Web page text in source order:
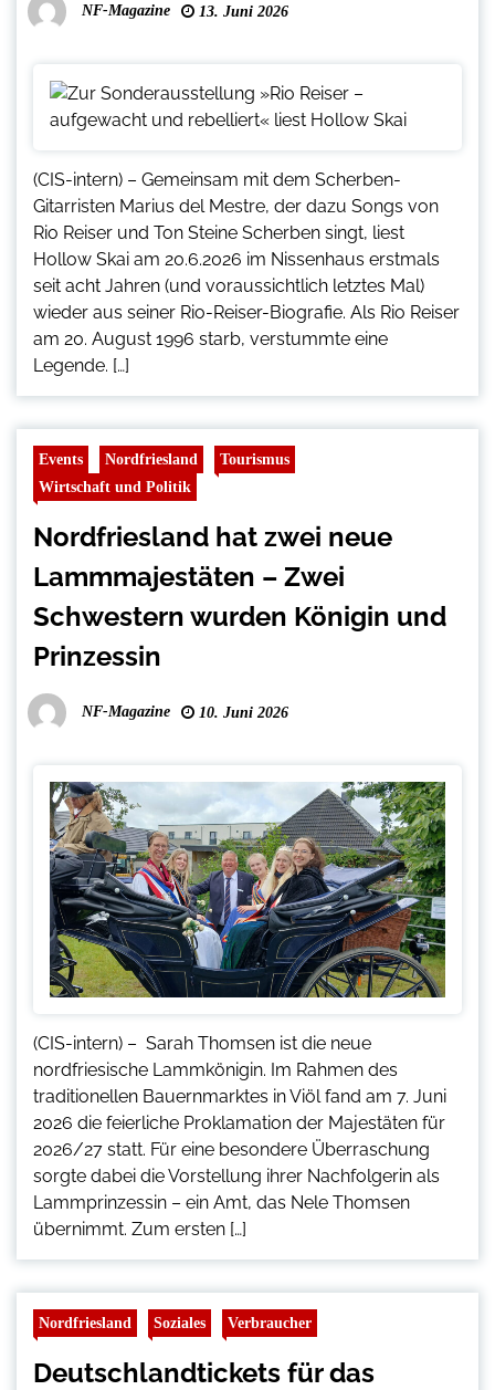
NF-Magazine 13. Juni 2026
(CIS-intern) – Gemeinsam mit dem Scherben-
Gitarristen Marius del Mestre, der dazu Songs von
Rio Reiser und Ton Steine Scherben singt, liest
Hollow Skai am 20.6.2026 im Nissenhaus erstmals
seit acht Jahren (und voraussichtlich letztes Mal)
wieder aus seiner Rio-Reiser-Biografie. Als Rio Reiser
am 20. August 1996 starb, verstummte eine
Legende. […]
Events Nordfriesland
Tourismus
Wirtschaft und Politik
Nordfriesland hat zwei neue
Lammmajestäten – Zwei
Schwestern wurden Königin und
Prinzessin
NF-Magazine 10. Juni 2026
(CIS-intern) – Sarah Thomsen ist die neue
nordfriesische Lammkönigin. Im Rahmen des
traditionellen Bauernmarktes in Viöl fand am 7. Juni
2026 die feierliche Proklamation der Majestäten für
2026/27 statt. Für eine besondere Überraschung
sorgte dabei die Vorstellung ihrer Nachfolgerin als
Lammprinzessin – ein Amt, das Nele Thomsen
übernimmt. Zum ersten […]
Nordfriesland Soziales Verbraucher
Deutschlandtickets für das